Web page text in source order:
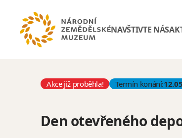
NAVŠTIVTE NÁS
Akce již proběhla! Termín konání:
Den otevřeného